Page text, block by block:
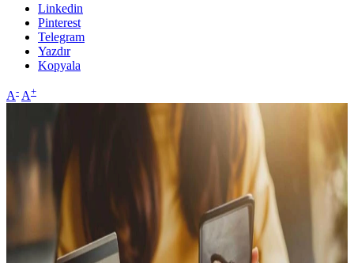
Linkedin
Pinterest
Telegram
Yazdır
Kopyala
A- A+